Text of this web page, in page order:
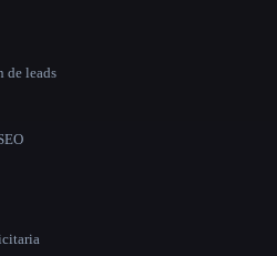
de leads